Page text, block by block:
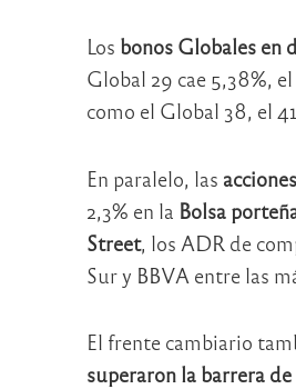
Los bonos Globales en
Global 29 cae 5,38%,
como el Global 38, el
En paralelo, las
2,3% en la Bolsa
Street, los ADR de
Sur y BBVA entre las
El frente cambiario
superaron la barrera